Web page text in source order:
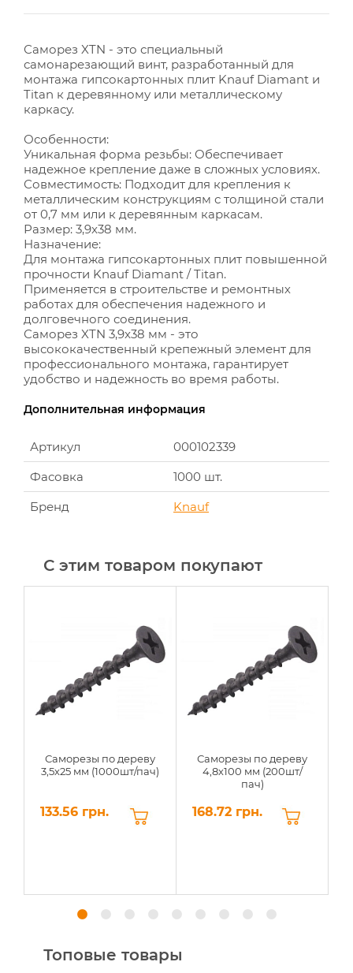
Саморез XTN - это специальный
самонарезающий винт, разработанный для
монтажа гипсокартонных плит Knauf Diamant и
Titan к деревянному или металлическому
каркасу.
Особенности:
Уникальная форма резьбы: Обеспечивает
надежное крепление даже в сложных условиях.
Совместимость: Подходит для крепления к
металлическим конструкциям с толщиной стали
от 0,7 мм или к деревянным каркасам.
Размер: 3,9x38 мм.
Назначение:
Для монтажа гипсокартонных плит повышенной
прочности Knauf Diamant / Titan.
Применяется в строительстве и ремонтных
работах для обеспечения надежного и
долговечного соединения.
Саморез XTN 3,9x38 мм - это
высококачественный крепежный элемент для
профессионального монтажа, гарантирует
удобство и надежность во время работы.
Дополнительная информация
Артикул
000102339
Фасовка
1000 шт.
Бренд
Knauf
С этим товаром покупают
Саморезы по дереву
3,5х25 мм (1000шт/пач)
133.56 грн.
Саморезы по дереву
4,8х100 мм (200шт/
пач)
168.72 грн.
Топовые товары